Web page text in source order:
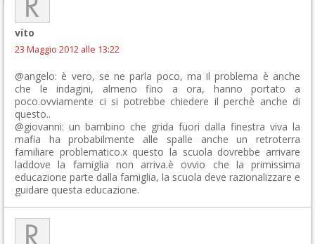
vito
23 Maggio 2012 alle 13:22
@angelo: è vero, se ne parla poco, ma il problema è anche
che le indagini, almeno fino a ora, hanno portato a
poco.ovviamente ci si potrebbe chiedere il perchè anche di
questo..
@giovanni: un bambino che grida fuori dalla finestra viva la
mafia ha probabilmente alle spalle anche un retroterra
familiare problematico.x questo la scuola dovrebbe arrivare
laddove la famiglia non arriva.è ovvio che la primissima
educazione parte dalla famiglia, la scuola deve razionalizzare e
guidare questa educazione.